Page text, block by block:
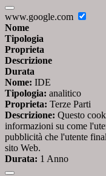
www.google.com
Nome
Tipologia
Proprieta
Descrizione
Durata
Nome: IDE
Tipologia: analitico
Proprieta: Terze Parti
Descrizione: Questo
informazioni su come
pubblicità che l'utente
sito Web.
Durata: 1 Anno